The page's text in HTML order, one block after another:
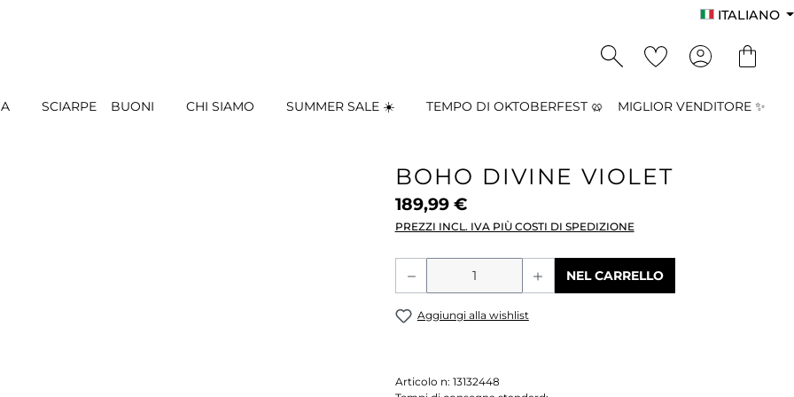
ITALIANO
SCIARPE BUONI CHI SIAMO SUMMER SALE ☀️ TEMPO DI OKTOBERFEST 🥨 MIGLIOR VENDITORE ✨
BOHO DIVINE VIOLET
189,99 €
PREZZI INCL. IVA PIÙ COSTI DI SPEDIZIONE
Quantità del prodotto: inserisci la
NEL CARRELLO
Aggiungi alla wishlist
Articolo n: 13132448